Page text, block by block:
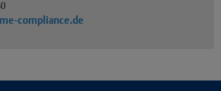
compliance.de